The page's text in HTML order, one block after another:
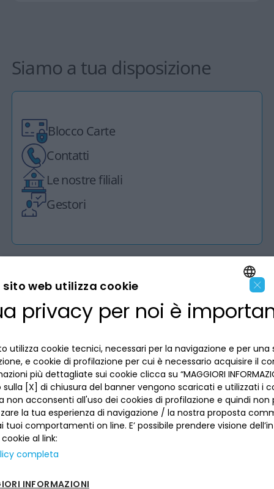
Siamo a tua disposizione
Blocco Carte
Contatti
Le nostre filiali
Gestori
LA BANCA
Dove siamo
Lavora con noi
Reclami
Numeri utili
INFORMAZIONI PER IL CLIENTE
Privacy
La tua scelta sui cookies
Informativa al pubblico
Sepa
Sicurezza
ACCESSIBILITÀ E APP
SEGUICI SUI SOCIAL
ENGLISH
×
sito web utilizza cookie
privacy per noi è
utilizza cookie tecnici, necessari per la navigazione e per una
e cookie di profilazione per cui è necessario acquisire il
più dettagliate sui cookie clicca su “MAGGIORI
[X] di chiusura del banner vengono scaricati e utilizzati i
non acconsenti all'uso dei cookies di profilazione e quindi non
la tua esperienza di navigazione / la nostra proposta
tuoi comportamenti on line. E’ possibile prendere visione
al link:
completa
INFORMAZIONI